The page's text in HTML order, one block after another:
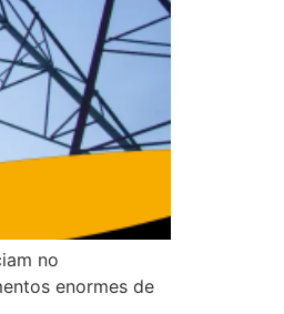
no
enormes de